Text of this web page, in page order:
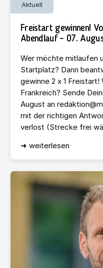
Aktuell
Freistart gewinnen!
Abendlauf – 07.
Wer möchte mitlaufen
Startplatz? Dann
gewinne 2 x 1
Frankreich? Sende
August an
mit der richtigen
verlost (Strecke frei
➜ weiterlesen